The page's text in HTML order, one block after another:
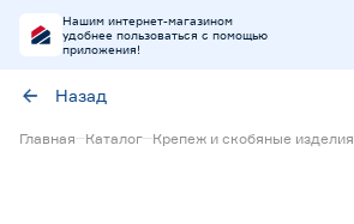
Нашим интернет-магазином
удобнее пользоваться с помощью
приложения!
Назад
Главная Каталог Крепеж и скобяные изделия